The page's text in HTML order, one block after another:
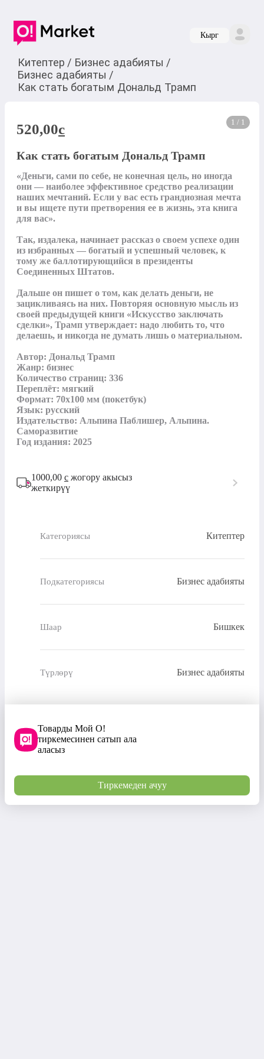
Кырг
Китептер / Бизнес адабияты /
Бизнес адабияты /
Как стать богатым Дональд Трамп
1 / 1
520,00c
Как стать богатым Дональд Трамп
«Деньги, сами по себе, не конечная цель, но иногда
они — наиболее эффективное средство реализации
наших мечтаний. Если у вас есть грандиозная мечта
и вы ищете пути претворения ее в жизнь, эта книга
для вас».
Так, издалека, начинает рассказ о своем успехе один
из избранных — богатый и успешный человек, к
тому же баллотирующийся в президенты
Соединенных Штатов.
Дальше он пишет о том, как делать деньги, не
зацикливаясь на них. Повторяя основную мысль из
своей предыдущей книги «Искусство заключать
сделки», Трамп утверждает: надо любить то, что
делаешь, и никогда не думать лишь о материальном.
Автор: Дональд Трамп
Жанр: бизнес
Количество страниц: 336
Переплёт: мягкий
Формат: 70x100 мм (покетбук)
Язык: русский
Издательство: Альпина Паблишер, Альпина.
Саморазвитие
Год издания: 2025
1000,00 с жогору акысыз
жеткирүү
Категориясы Китептер
Подкатегориясы Бизнес адабияты
Шаар Бишкек
Түрлөрү Бизнес адабияты
Товарды Мой О!
тиркемесинен сатып ала
аласыз
Тиркемеден ачуу